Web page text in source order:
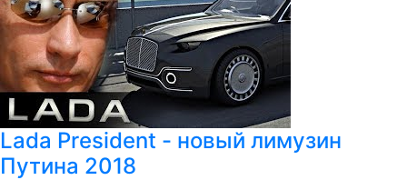
Lada President - новый лимузин
Путина 2018